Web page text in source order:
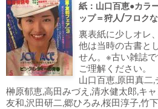
紙：山口百恵●カラ
ップ＝狩人/フロク
裏表紙に少しオレ
他は当時の古書と
せん。※古い雑誌
ご理解ください。
山口百恵,原田真二
榊原郁恵,高田みづえ,清水健太郎,キ
友和,沢田研二,郷ひろみ,桜田淳子,竹